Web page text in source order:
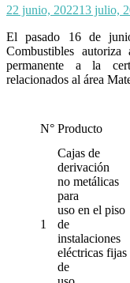
22 junio, 202213 julio,
El pasado 16 de
Combustibles
permanente a la
relacionados al área
N° Producto
1
Cajas de
derivación
no metálicas
para
uso en el piso
de
instalaciones
eléctricas fijas
de